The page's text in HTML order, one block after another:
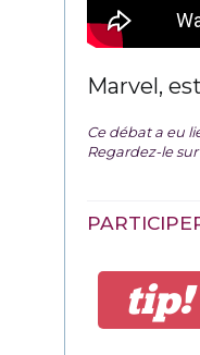
Marvel,
Ce débat a eu
Regardez-le sur
tip!